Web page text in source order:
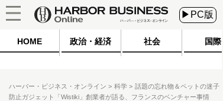
▶PC版
HOME 政治・経済 社会 国際
ハーバー・ビジネス・オンライン 科学
話題の忘れ物＆ペットの迷子
防止ガジェット「Wistiki」創業者が語る、フランスのベンチャー事情